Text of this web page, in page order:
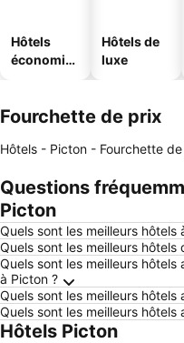
Hôtels
économiq
Hôtels de
luxe
Fourchette de prix
Hôtels - Picton - Fourchette
Questions
Picton
Quels sont les meilleurs hôtels
Quels sont les meilleurs hôtels
Quels sont les meilleurs
à Picton ?
Quels sont les meilleurs hôtels
Quels sont les meilleurs
Hôtels Picton